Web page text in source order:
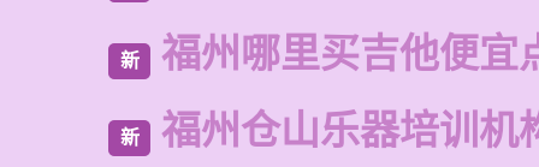
新 福州哪里买吉他便宜
新 福州仓山乐器培训机